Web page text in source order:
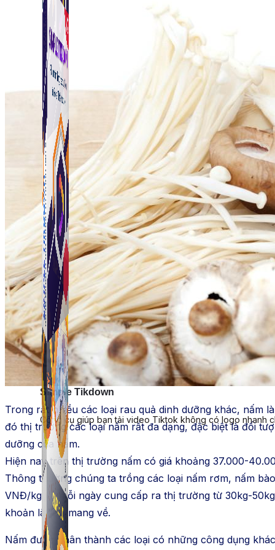
Simple Tikdown
Công cụ giúp bạn tải video Tiktok không có logo nhanh
Simple Tikdown
Công cụ giúp bạn tải video Tiktok không có logo nhanh
Trong rất nhiều các loại rau quả dinh dưỡng khác, nấm
đó thị trường các loại nấm rất đa dạng, đặc biệt là đối
dưỡng của nấm.
Hiện nay trên thị trường nấm có giá khoảng 37.000-
Thông thường chúng ta trồng các loại nấm rơm, nấm
VNĐ/kg và mỗi ngày cung cấp ra thị trường từ 30kg-
khoản lãi lớn mang về.
Nấm được phân thành các loại có những công dụng